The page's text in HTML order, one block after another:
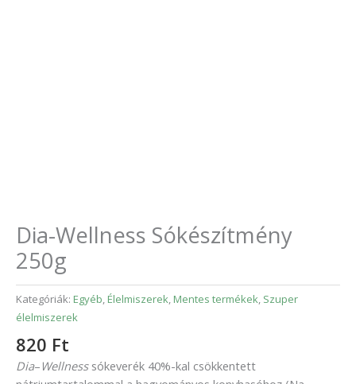
Dia-Wellness Sókészítmény
250g
Kategóriák: Egyéb, Élelmiszerek, Mentes termékek, Szuper
élelmiszerek
820 Ft
Dia– Wellnesssókeverék 40%-kal csökkentett